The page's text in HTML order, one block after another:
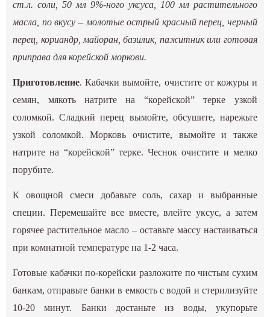
ст.л. соли, 50 мл 9%-ного уксуса, 100 мл растительного
масла, по вкусу – молотые острый красный перец, черный
перец, кориандр, майоран, базилик, пажитник или готовая
приправа для корейской моркови.
Приготовление. Кабачки вымойте, очистите от кожуры и
семян, мякоть натрите на “корейской” терке узкой
соломкой. Сладкий перец вымойте, обсушите, нарежьте
узкой соломкой. Морковь очистите, вымойте и также
натрите на “корейской” терке. Чеснок очистите и мелко
порубите.
К овощной смеси добавьте соль, сахар и выбранные
специи. Перемешайте все вместе, влейте уксус, а затем
горячее растительное масло – оставьте массу настаиваться
при комнатной температуре на 1-2 часа.
Готовые кабачки по-корейски разложите по чистым сухим
банкам, отправьте банки в емкость с водой и стерилизуйте
10-20 минут. Банки достаньте из воды, укупорьте